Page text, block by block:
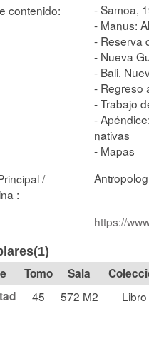
contenido:
- Samoa,
- Manus:
- Reserva
- Nueva
- Bali.
- Regreso
- Trabajo
-
nativas
- Mapas
/
:
https://
Tomo Sala
45 572 M2 Libro